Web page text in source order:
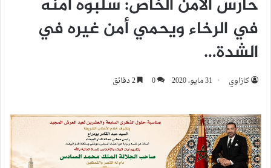
حارس الأمن الخاص: سلبوه أمنه
في الرخاء ويحمي أمن غيره في
الشدة…
كازاوي 31 مايو، 2020 0